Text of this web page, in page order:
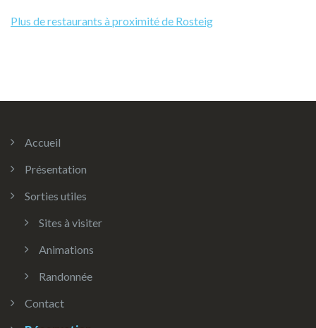
Plus de restaurants à proximité de Rosteig
Accueil
Présentation
Sorties utiles
Sites à visiter
Animations
Randonnée
Contact